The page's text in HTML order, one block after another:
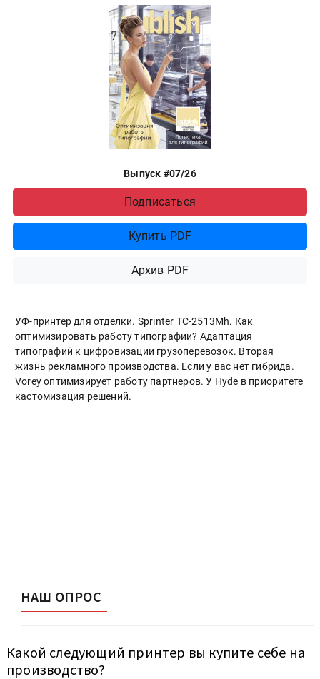
Выпуск #07/26
Подписаться
Купить PDF
Архив PDF
УФ-принтер для отделки. Sprinter ТС-2513Mh. Как
оптимизировать работу типографии? Адаптация
типографий к цифровизации грузоперевозок. Вторая
жизнь рекламного производства. Если у вас нет гибрида.
Vorey оптимизирует работу партнеров. У Hyde в приоритете
кастомизация решений.
НАШ ОПРОС
Какой следующий принтер вы купите себе на
производство?